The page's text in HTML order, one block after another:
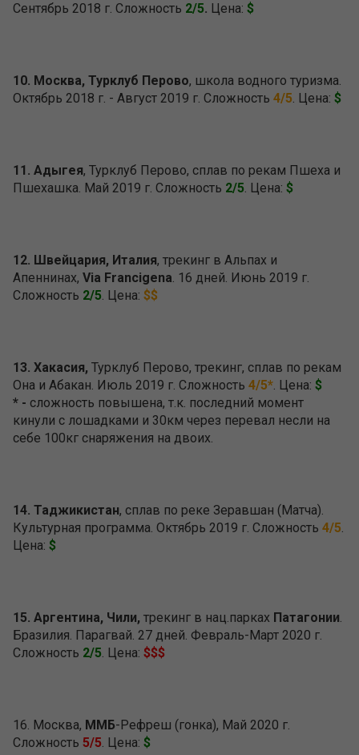
Сентябрь 2018 г. Сложность 2/5. Цена: $
10. Москва, Турклуб Перово, школа водного туризма.
Октябрь 2018 г. - Август 2019 г. Сложность 4/5. Цена: $
11. Адыгея, Турклуб Перово, сплав по рекам Пшеха и
Пшехашка. Май 2019 г. Сложность 2/5. Цена: $
12. Швейцария, Италия, трекинг в Альпах и
Апеннинах, Via Francigena. 16 дней. Июнь 2019 г.
Сложность 2/5. Цена: $$
13. Хакасия, Турклуб Перово, трекинг, сплав по рекам
Она и Абакан. Июль 2019 г. Сложность 4/5*. Цена: $
* - сложность повышена, т.к. последний момент
кинули с лошадками и 30км через перевал несли на
себе 100кг снаряжения на двоих.
14. Таджикистан, сплав по реке Зеравшан (Матча).
Культурная программа. Октябрь 2019 г. Сложность 4/5.
Цена: $
15. Аргентина, Чили, трекинг в нац.парках Патагонии.
Бразилия. Парагвай. 27 дней. Февраль-Март 2020 г.
Сложность 2/5. Цена: $$$
16. Москва, ММБ-Рефреш (гонка), Май 2020 г.
Сложность 5/5. Цена: $